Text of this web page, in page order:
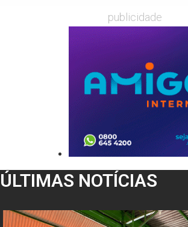
publicidade
ÚLTIMAS NOTÍCIAS